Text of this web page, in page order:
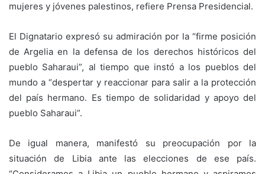
mujeres y jóvenes palestinos, refiere Prensa Presidencial.
El Dignatario expresó su admiración por la “firme posición
de Argelia en la defensa de los derechos históricos del
pueblo Saharaui”, al tiempo que instó a los pueblos del
mundo a “despertar y reaccionar para salir a la protección
del país hermano. Es tiempo de solidaridad y apoyo del
pueblo Saharaui”.
De igual manera, manifestó su preocupación por la
situación de Libia ante las elecciones de ese país.